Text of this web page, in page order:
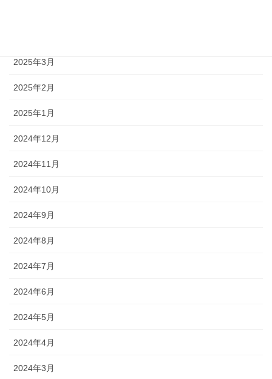
2025年3月
2025年2月
2025年1月
2024年12月
2024年11月
2024年10月
2024年9月
2024年8月
2024年7月
2024年6月
2024年5月
2024年4月
2024年3月